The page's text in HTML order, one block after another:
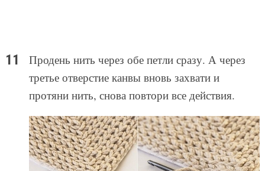
Продень нить через обе петли сразу. А через
третье отверстие канвы вновь захвати и
протяни нить, снова повтори все действия.